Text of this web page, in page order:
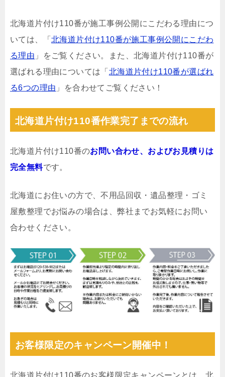
北海道片付け110番が施工事例公開にこだわる理由につ
いては、「 北海道片付け110番が施工事例公開にこだわ
る理由 」をご覧ください。また、北海道片付け110番が
選ばれる理由については「 北海道片付け110番が選ばれ
る6つの理由 」を合わせてご覧ください！
北海道片付け110番作業完了までの流れ
北海道片付け110番のお問い合わせ、およびお見積りは
完全無料です。
北海道にお住いの方で、不用品回収・遺品整理・ゴミ
屋敷整理でお悩みの場合は、弊社までお気軽にお問い
合わせください。
お客様限定のキャンペーン開催中！